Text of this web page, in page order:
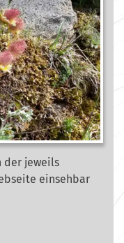
der jeweils
einsehbar